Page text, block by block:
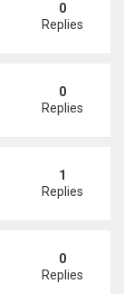
18
0
Replies
Kidman có
0
Replies
1
Replies
0
Replies